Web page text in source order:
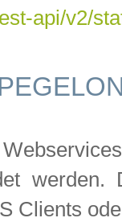
api/v2/
Clients